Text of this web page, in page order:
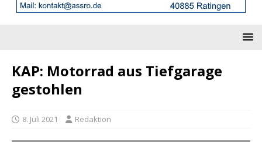
KAP: Motorrad aus Tiefgarage
gestohlen
8. Juli 2021 Redaktion